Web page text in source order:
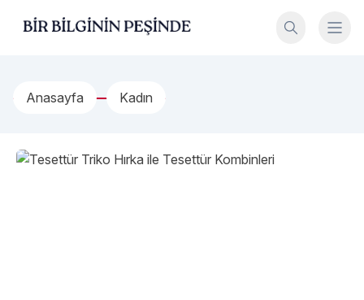
Bir Bilginin Peşinde!
Anasayfa Kadın